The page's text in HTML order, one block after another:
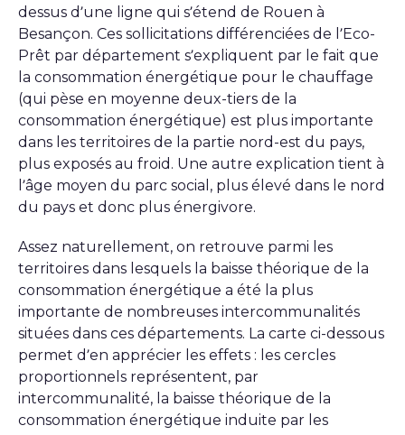
dessus d’une ligne qui s’étend de Rouen à
Besançon. Ces sollicitations différenciées de l’Eco-
Prêt par département s’expliquent par le fait que
la consommation énergétique pour le chauffage
(qui pèse en moyenne deux-tiers de la
consommation énergétique) est plus importante
dans les territoires de la partie nord-est du pays,
plus exposés au froid. Une autre explication tient à
l’âge moyen du parc social, plus élevé dans le nord
du pays et donc plus énergivore.
Assez naturellement, on retrouve parmi les
territoires dans lesquels la baisse théorique de la
consommation énergétique a été la plus
importante de nombreuses intercommunalités
situées dans ces départements. La carte ci-dessous
permet d’en apprécier les effets : les cercles
proportionnels représentent, par
intercommunalité, la baisse théorique de la
consommation énergétique induite par les